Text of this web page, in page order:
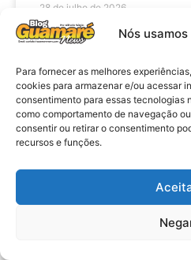
Nós
Para fornecer as melhores
cookies para armazenar e/ou acessar
consentimento para essas tecnologias
como comportamento de navegação
consentir ou retirar o consentimento
recursos e funções.
28 de julho de 2026